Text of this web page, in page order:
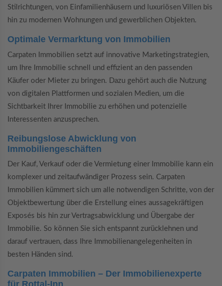
Stilrichtungen, von Einfamilienhäusern und luxuriösen Villen bis
hin zu modernen Wohnungen und gewerblichen Objekten.
Optimale Vermarktung von Immobilien
Carpaten Immobilien setzt auf innovative Marketingstrategien,
um Ihre Immobilie schnell und effizient an den passenden
Käufer oder Mieter zu bringen. Dazu gehört auch die Nutzung
von digitalen Plattformen und sozialen Medien, um die
Sichtbarkeit Ihrer Immobilie zu erhöhen und potenzielle
Interessenten anzusprechen.
Reibungslose Abwicklung von
Immobiliengeschäften
Der Kauf, Verkauf oder die Vermietung einer Immobilie kann ein
komplexer und zeitaufwändiger Prozess sein. Carpaten
Immobilien kümmert sich um alle notwendigen Schritte, von der
Objektbewertung über die Erstellung eines aussagekräftigen
Exposés bis hin zur Vertragsabwicklung und Übergabe der
Immobilie. So können Sie sich entspannt zurücklehnen und
darauf vertrauen, dass Ihre Immobilienangelegenheiten in
besten Händen sind.
Carpaten Immobilien – Der Immobilienexperte